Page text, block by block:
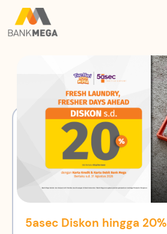
5asec Diskon hingga 20%